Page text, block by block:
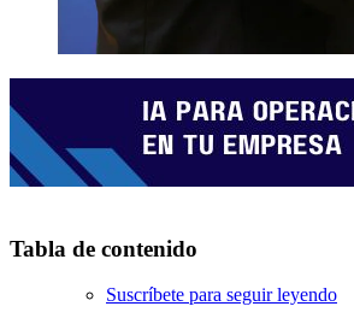
Tabla de contenido
Suscríbete para seguir leyendo